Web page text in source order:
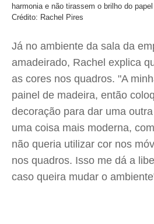
harmonia e não tirassem o brilho do
Crédito: Rachel Pires
Já no ambiente da sala da
amadeirado, Rachel explica
as cores nos quadros. "A
painel de madeira, então
decoração para dar uma
uma coisa mais moderna,
não queria utilizar cor nos
nos quadros. Isso me dá a
caso queira mudar o